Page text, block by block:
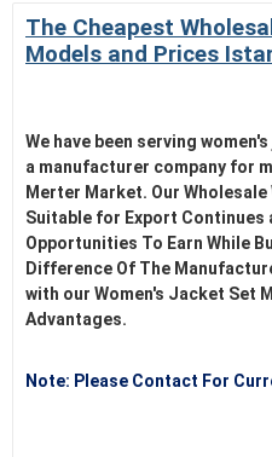
The Cheapest
Models and Prices
We have been serving
a manufacturer company for
Merter Market. Our
Suitable for Export Continues
Opportunities To Earn While
Difference Of The
with our Women's Jacket Set
Advantages.
Note: Please Contact For